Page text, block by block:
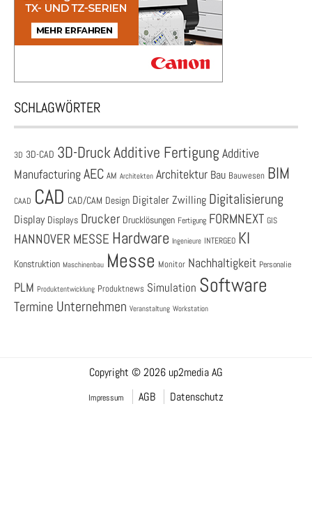
SCHLAGWÖRTER
3D 3D-CAD 3D-DruckAdditive Fertigung Additive
ManufacturingAEC AM Architekten Architektur Bau Bauwesen BIM
CAAD CAD CAD/CAM Design Digitaler Zwilling Digitalisierung
Display Displays Drucker Drucklösungen Fertigung FORMNEXT GIS
HANNOVER MESSE Hardware Ingenieure INTERGEO KI
Konstruktion Maschinenbau Messe Monitor Nachhaltigkeit Personalie
PLM Produktentwicklung Produktnews Simulation Software
Termine Unternehmen Veranstaltung Workstation
Copyright © 2026 up2media AG
Impressum AGB Datenschutz